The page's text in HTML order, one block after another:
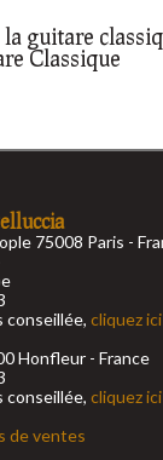
la guitare
Classique
75008 Paris -
conseillée, cliquez ici
Honfleur - France
conseillée, cliquez ici
de ventes